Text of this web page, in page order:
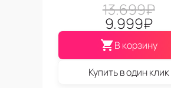
13.699₽
9.999₽
В корзину
Купить в один клик